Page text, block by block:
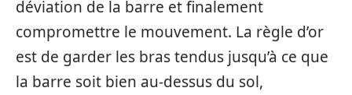
déviation de la barre et finalement
compromettre le mouvement. La règle d’or
est de garder les bras tendus jusqu’à ce que
la barre soit bien au-dessus du sol,